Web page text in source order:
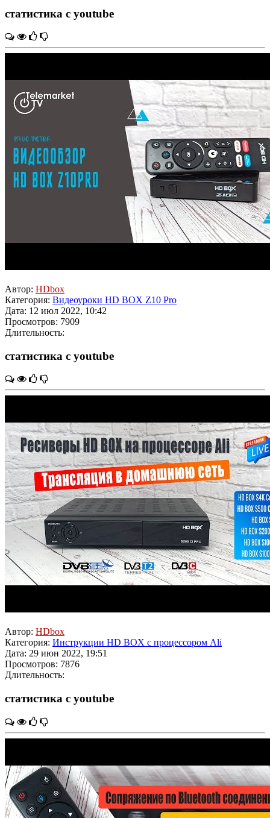
статистика с youtube
Автор: HDbox
Категория: Видеоуроки HD BOX Z10 Pro
Дата: 12 июл 2022, 10:42
Просмотров: 7909
Длительность:
статистика с youtube
Автор: HDbox
Категория: Инструкции HD BOX с процессором Ali
Дата: 29 июн 2022, 19:51
Просмотров: 7876
Длительность:
статистика с youtube